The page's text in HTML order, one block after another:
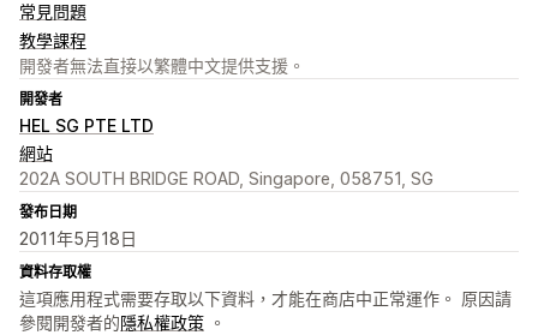
常見問題
教學課程
開發者無法直接以繁體中文提供支援。
開發者
HEL SG PTE LTD
網站
202A SOUTH BRIDGE ROAD, Singapore, 058751, SG
發布日期
2011年5月18日
資料存取權
這項應用程式需要存取以下資料，才能在商店中正常運作。 原因請
參閱開發者的隱私權政策 。